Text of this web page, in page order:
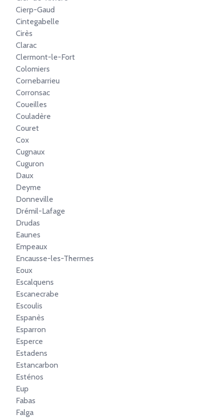
Cierp-Gaud
Cintegabelle
Cirès
Clarac
Clermont-le-Fort
Colomiers
Cornebarrieu
Corronsac
Coueilles
Couladère
Couret
Cox
Cugnaux
Cuguron
Daux
Deyme
Donneville
Drémil-Lafage
Drudas
Eaunes
Empeaux
Encausse-les-Thermes
Eoux
Escalquens
Escanecrabe
Escoulis
Espanès
Esparron
Esperce
Estadens
Estancarbon
Esténos
Eup
Fabas
Falga